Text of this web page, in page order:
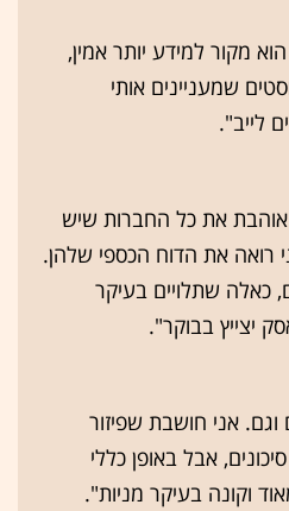
מקור למידע יותר אמין,
שמעניינים אותי
לייב".
את כל החברות שיש
רואה את הדוח הכספי שלהן.
כאלה שתלויים בעיקר
יצייץ בבוקר".
אני חושבת שפיזור
אבל באופן כללי
וקונה בעיקר מניות".